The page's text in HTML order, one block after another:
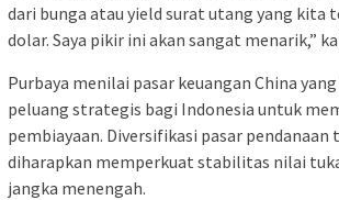
dari bunga atau yield surat utang yang kita
dolar. Saya pikir ini akan sangat menarik,”
Purbaya menilai pasar keuangan China
peluang strategis bagi Indonesia untuk
pembiayaan. Diversifikasi pasar pendanaan
diharapkan memperkuat stabilitas nilai
jangka menengah.